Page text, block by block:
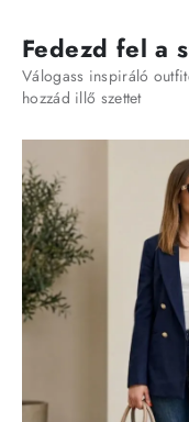
Fedezd fel a
Válogass inspiráló
hozzád illő szettet